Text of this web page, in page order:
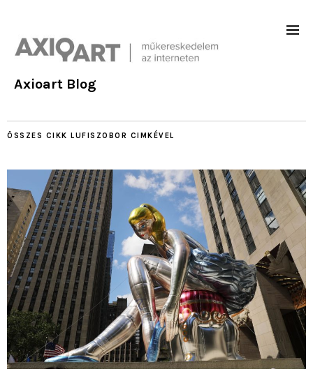
Axioart Blog
ÖSSZES CIKK LUFISZOBOR CIMKÉVEL